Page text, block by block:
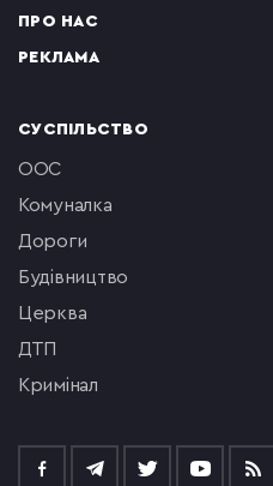
ПРО НАС
РЕКЛАМА
СУСПІЛЬСТВО
ООС
комуналка
Дороги
будівництво
церква
ДТП
кримінал